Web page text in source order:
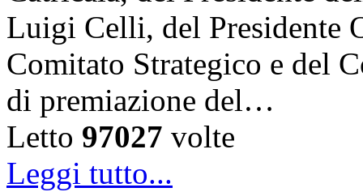
Luigi Celli, del Presidente
Comitato Strategico e del
di premiazione del…
Letto 97027 volte
Leggi tutto...